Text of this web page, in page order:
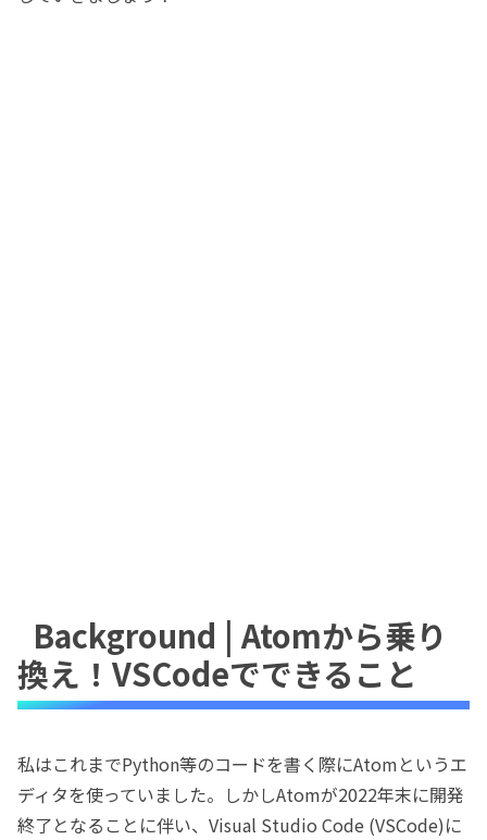
Background | Atomから乗り
換え！VSCodeでできること
私はこれまでPython等のコードを書く際にAtomというエ
ディタを使っていました。しかしAtomが2022年末に開発
終了となることに伴い、Visual Studio Code (VSCode)に